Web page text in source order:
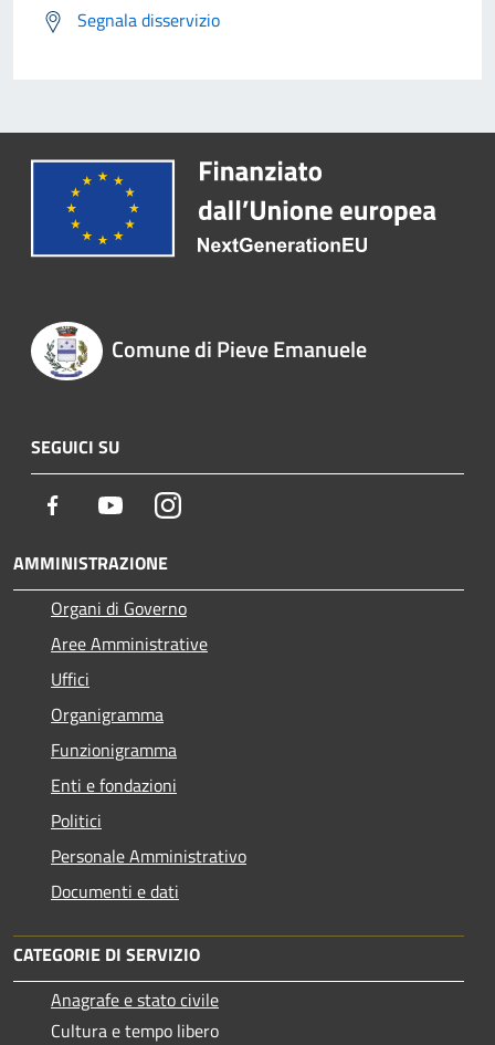
Segnala disservizio
Comune di Pieve Emanuele
SEGUICI SU
Facebook YoutubeInstagram
AMMINISTRAZIONE
Organi di Governo
Aree Amministrative
Uffici
Organigramma
Funzionigramma
Enti e fondazioni
Politici
Personale Amministrativo
Documenti e dati
CATEGORIE DI SERVIZIO
Anagrafe e stato civile
Cultura e tempo libero